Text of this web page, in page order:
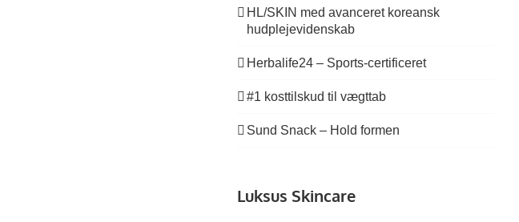
HL/SKIN med avanceret koreansk
hudplejevidenskab
Herbalife24 – Sports-certificeret
#1 kosttilskud til vægttab
Sund Snack – Hold formen
Luksus Skincare